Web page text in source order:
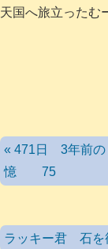
天国へ旅立ったむ
« 471日 3年前
憶 75
ラッキー君 石